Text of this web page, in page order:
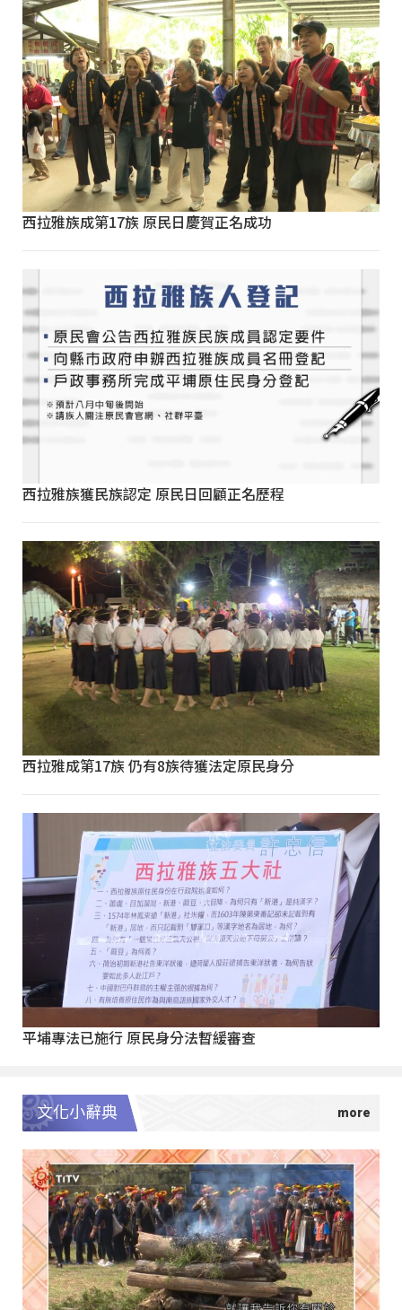
西拉雅族成第17族 原民日慶賀正名成功
西拉雅族獲民族認定 原民日回顧正名歷程
西拉雅成第17族 仍有8族待獲法定原民身分
平埔專法已施行 原民身分法暫緩審查
文化小辭典